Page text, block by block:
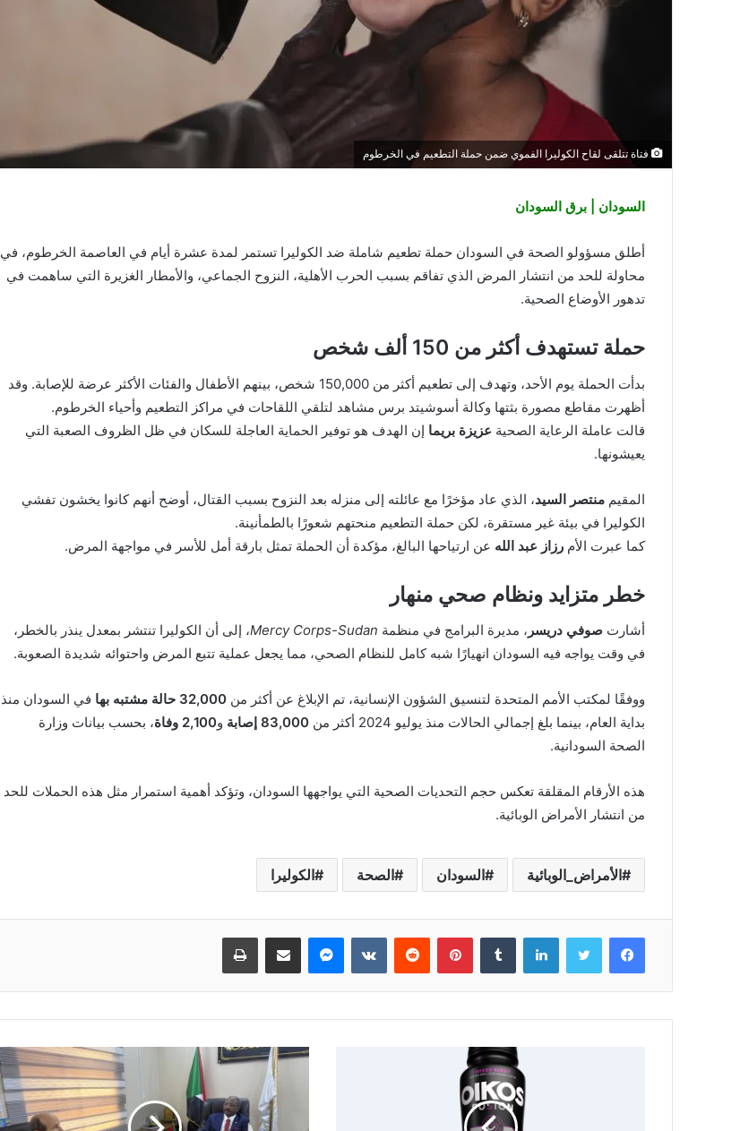
فتاة تتلقى لقاح الكوليرا الفموي ضمن حملة التطعيم في الخرطوم
السودان | برق السودان
أطلق مسؤولو الصحة في السودان حملة تطعيم شاملة ضد الكوليرا تستمر لمدة عشرة أيام في العاصمة الخرطوم، في
محاولة للحد من انتشار المرض الذي تفاقم بسبب الحرب الأهلية، النزوح الجماعي، والأمطار الغزيرة التي ساهمت في
تدهور الأوضاع الصحية.
حملة تستهدف أكثر من 150 ألف شخص
بدأت الحملة يوم الأحد، وتهدف إلى تطعيم أكثر من 150,000 شخص، بينهم الأطفال والفئات الأكثر عرضة للإصابة. وقد
أظهرت مقاطع مصورة بثتها وكالة أسوشيتد برس مشاهد لتلقي اللقاحات في مراكز التطعيم وأحياء الخرطوم.
قالت عاملة الرعاية الصحية عزيزة بريما إن الهدف هو توفير الحماية العاجلة للسكان في ظل الظروف الصعبة التي
يعيشونها.
المقيم منتصر السيد، الذي عاد مؤخرًا مع عائلته إلى منزله بعد النزوح بسبب القتال، أوضح أنهم كانوا يخشون تفشي
الكوليرا في بيئة غير مستقرة، لكن حملة التطعيم منحتهم شعورًا بالطمأنينة.
كما عبرت الأم رزاز عبد الله عن ارتياحها البالغ، مؤكدة أن الحملة تمثل بارقة أمل للأسر في مواجهة المرض.
خطر متزايد ونظام صحي منهار
أشارت صوفي دريسر ، مديرة البرامج في منظمة Mercy Corps-Sudan، إلى أن الكوليرا تنتشر بمعدل ينذر بالخطر،
في وقت يواجه فيه السودان انهيارًا شبه كامل للنظام الصحي، مما يجعل عملية تتبع المرض واحتوائه شديدة الصعوبة.
ووفقًا لمكتب الأمم المتحدة لتنسيق الشؤون الإنسانية، تم الإبلاغ عن أكثر من 32,000 حالة مشتبه بها
في السودان منذ
بداية العام، بينما بلغ إجمالي الحالات منذ يوليو 2024 أكثر من
83,000 إصابة و2,100 وفاة
، بحسب بيانات وزارة
الصحة السودانية.
هذه الأرقام المقلقة تعكس حجم التحديات الصحية التي يواجهها السودان، وتؤكد أهمية استمرار مثل هذه الحملات للحد
من انتشار الأمراض الوبائية.
الأمراض_الوبائية السودان الصحة الكوليرا
فيسبوك تويتر لينكدإن بينتيريست ماسنجر مشاركة عبر البريد طباعة